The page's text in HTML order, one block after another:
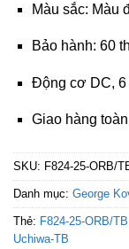
Màu sắc: Màu
Bảo hành: 60
Động cơ DC, 6
Giao hàng
SKU: F824-25-ORB/
Danh mục: George
Thẻ: F824-25-ORB/TB
Uchiwa-TB